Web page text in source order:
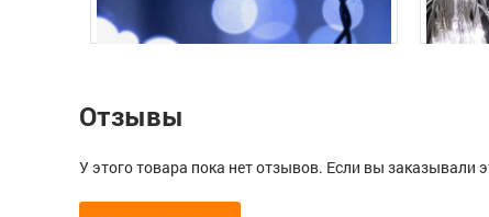
Отзывы
У этого товара пока нет отзывов. Если вы заказывали